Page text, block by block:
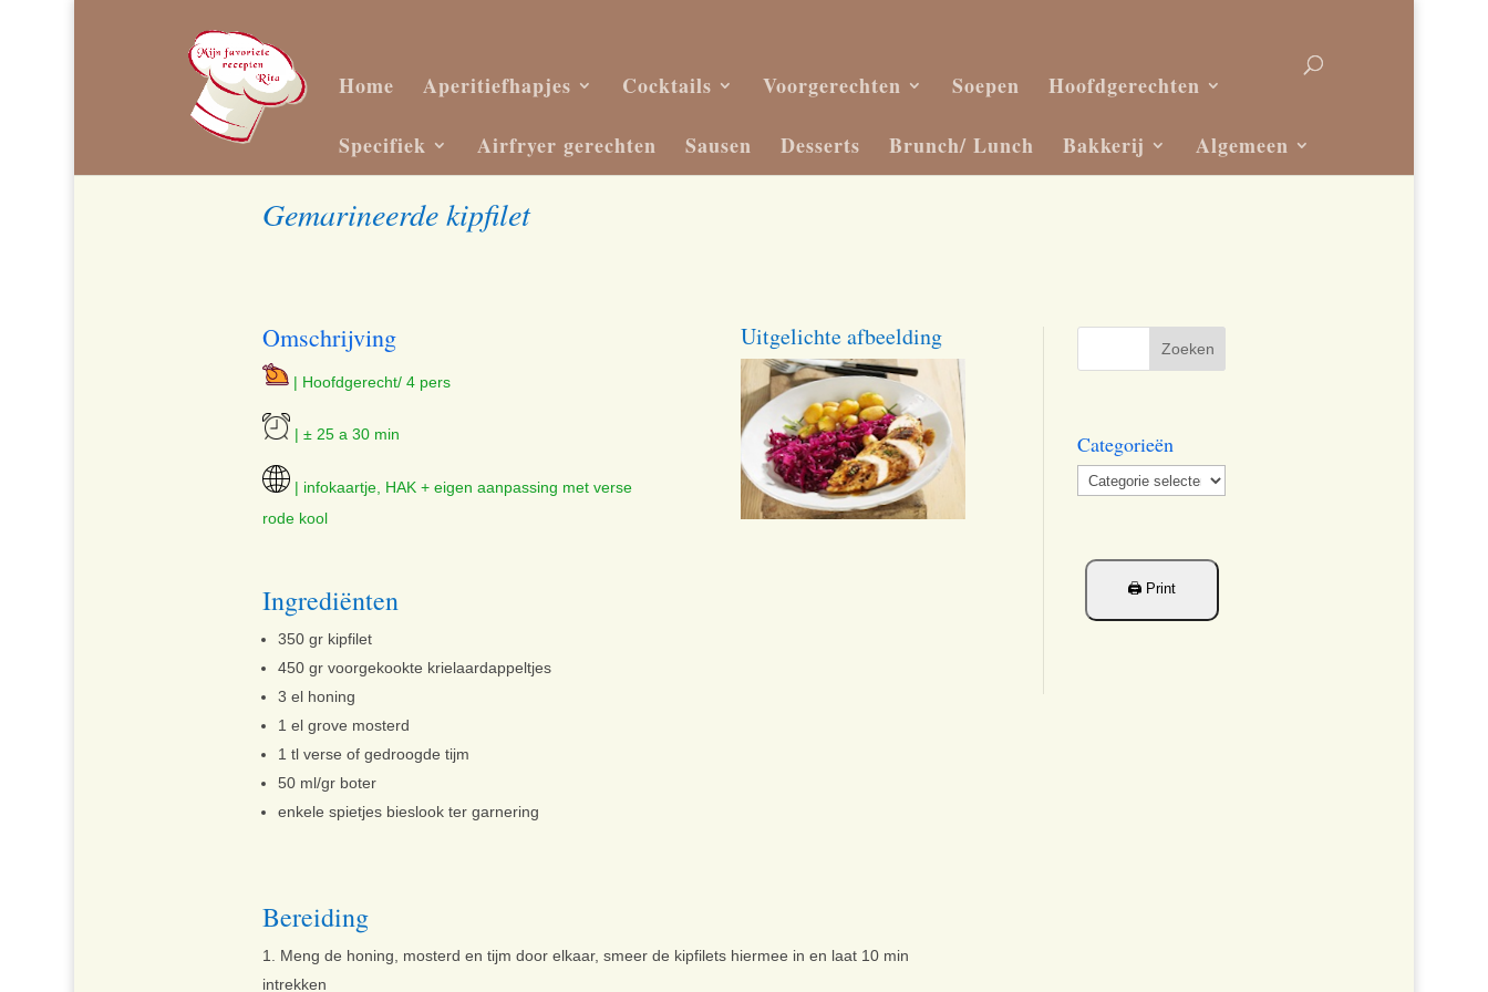
Home Aperitiefhapjes Cocktails Voorgerechten Soepen Hoofdgerechten
Specifiek Airfryer gerechten Sausen Desserts Brunch/ Lunch Bakkerij Algemeen
Gemarineerde kipfilet
Omschrijving
| Hoofdgerecht/ 4 pers
| ± 25 a 30 min
| infokaartje, HAK + eigen aanpassing met verse
rode kool
Uitgelichte afbeelding
Ingrediënten
350 gr kipfilet
450 gr voorgekookte krielaardappeltjes
3 el honing
1 el grove mosterd
1 tl verse of gedroogde tijm
50 ml/gr boter
enkele spietjes bieslook ter garnering
Bereiding
Meng de honing, mosterd en tijm door elkaar, smeer de kipfilets hiermee in en laat 10 min
intrekken
Categorieën
Categorieën